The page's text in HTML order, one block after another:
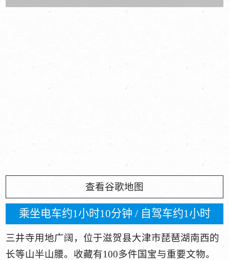
查看谷歌地图
乘坐电车约1小时10分钟 / 自驾车约1小时
三井寺用地广阔，位于滋贺县大津市琵琶湖南西的
长等山半山腰。收藏有100多件国宝与重要文物。